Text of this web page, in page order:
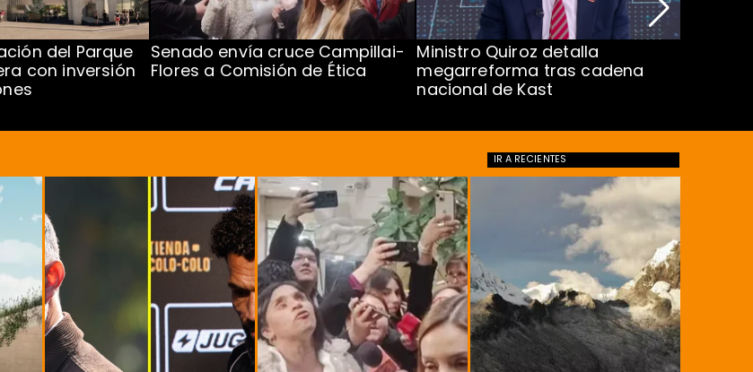
del Parque
con inversión
Senado envía cruce Campillai-
Flores a Comisión de Ética
Ministro Quiroz detalla
megarreforma tras cadena
nacional de Kast
IR A RECIENTES